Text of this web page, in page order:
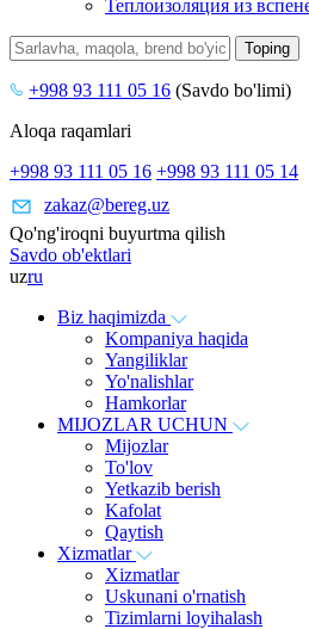
Теплоизоляция из
+998 93 111 05 16 (Savdo bo'limi)
Aloqa raqamlari
+998 93 111 05 16 +998 93 111 05 14
zakaz@bereg.uz
Qo'ng'iroqni buyurtma qilish
Savdo ob'ektlari
uzru
Biz haqimizda
Kompaniya haqida
Yangiliklar
Yo'nalishlar
Hamkorlar
MIJOZLAR UCHUN
Mijozlar
To'lov
Yetkazib berish
Kafolat
Qaytish
Xizmatlar
Xizmatlar
Uskunani o'rnatish
Tizimlarni loyihalash